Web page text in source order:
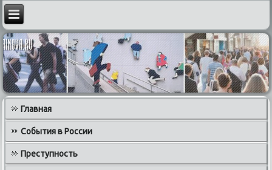
Главная
События в России
Преступность